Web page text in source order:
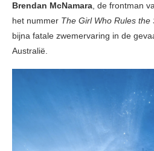
Brendan McNamara, de frontman
het nummer The Girl Who Rules the
bijna fatale zwemervaring in de
Australië.